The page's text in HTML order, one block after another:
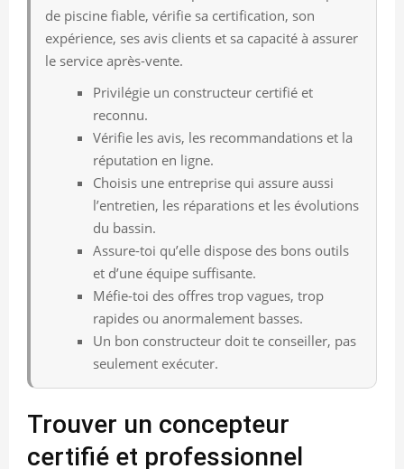
de piscine fiable, vérifie sa certification, son
expérience, ses avis clients et sa capacité à assurer
le service après-vente.
Privilégie un constructeur certifié et
reconnu.
Vérifie les avis, les recommandations et la
réputation en ligne.
Choisis une entreprise qui assure aussi
l’entretien, les réparations et les évolutions
du bassin.
Assure-toi qu’elle dispose des bons outils
et d’une équipe suffisante.
Méfie-toi des offres trop vagues, trop
rapides ou anormalement basses.
Un bon constructeur doit te conseiller, pas
seulement exécuter.
Trouver un concepteur
certifié et professionnel